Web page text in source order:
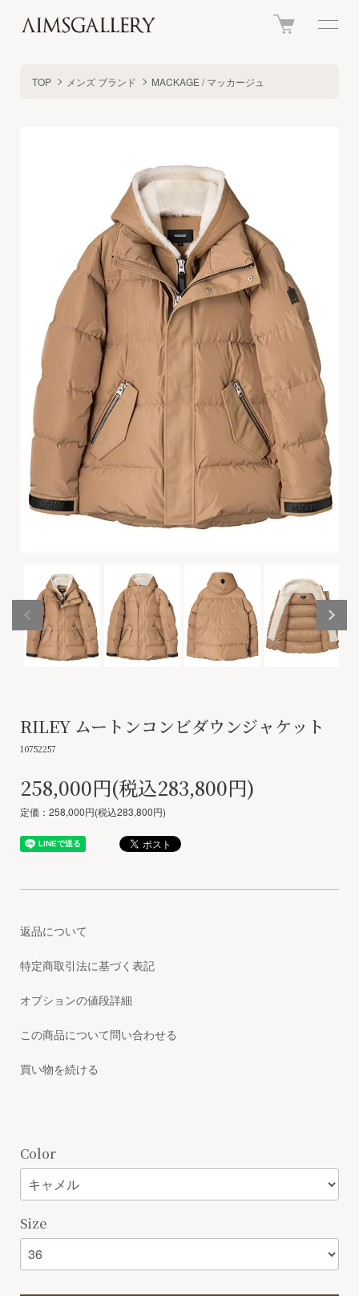
TOP メンズ ブランド MACKAGE / マッカージュ
RILEY ムートンコンビダウンジャケット
10752257
258,000円(税込283,800円)
定価：258,000円(税込283,800円)
返品について
特定商取引法に基づく表記
オプションの値段詳細
この商品について問い合わせる
買い物を続ける
Color
Size